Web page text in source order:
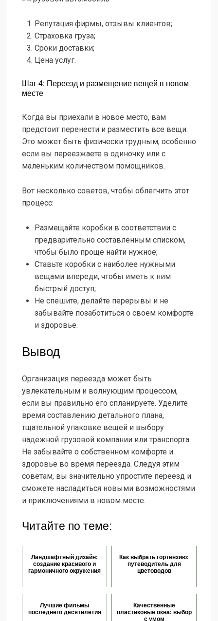
Репутация фирмы, отзывы клиентов;
Страховка груза;
Сроки доставки;
Цена услуг.
Шаг 4: Переезд и размещение вещей в новом
месте
Когда вы приехали в новое место, вам
предстоит перенести и разместить все вещи.
Это может быть физически трудным, особенно
если вы переезжаете в одиночку или с
маленьким количеством помощников.
Вот несколько советов, чтобы облегчить этот
процесс:
Размещайте коробки в соответствии с
предварительно составленным списком,
чтобы было проще найти нужное;
Ставьте коробки с наиболее нужными
вещами впереди, чтобы иметь к ним
быстрый доступ;
Не спешите, делайте перерывы и не
забывайте позаботиться о своем комфорте
и здоровье.
Вывод
Организация переезда может быть
увлекательным и волнующим процессом,
если вы правильно его спланируете. Уделите
время составлению детального плана,
тщательной упаковке вещей и выбору
надежной грузовой компании или транспорта.
Не забывайте о собственном комфорте и
здоровье во время переезда. Следуя этим
советам, вы значительно упростите переезд и
сможете насладиться новыми возможностями
и приключениями в новом месте.
Читайте по теме:
Ландшафтный дизайн:
создание красивого и
гармоничного окружения
Как выбрать гортензию:
путеводитель для
цветоводов
Лучшие фильмы
последнего десятилетия
Качественные
пластиковые окна: выбор
с умом